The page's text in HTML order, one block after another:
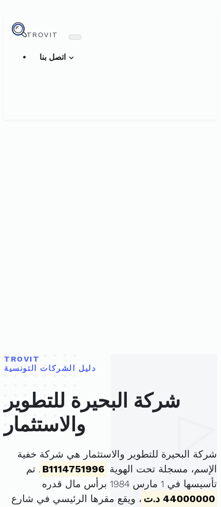
TROVIT
TROVIT
دليل الشركات التونسية
شركة البحيرة للتطوير
والاستثمار
شركة البحيرة للتطوير والاستثمار هي شركة خفية
الإسم، مسجلة تحت الهوية B1114751996 . تم
تأسيسها في 1 مارس 1984 برأس مال قدره
44000000 د.ت
، ويقع مقرها الرئيسي في شارع